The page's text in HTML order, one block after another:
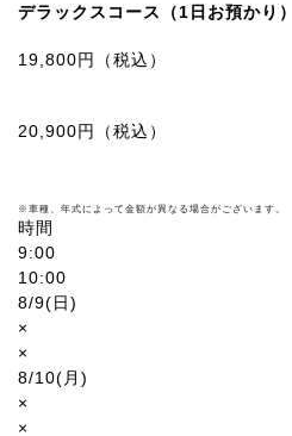
デラックスコース（1日お預かり）
19,800円 （税込）
20,900円 （税込）
※車種、年式によって金額が異なる場合がございます。
時間
9:00
10:00
8/9(日)
×
×
8/10(月)
×
×